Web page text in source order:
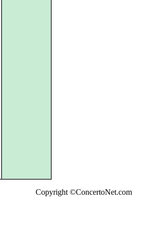
Copyright ©ConcertoNet.com